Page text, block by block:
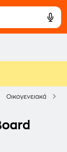
Οικογενειακά